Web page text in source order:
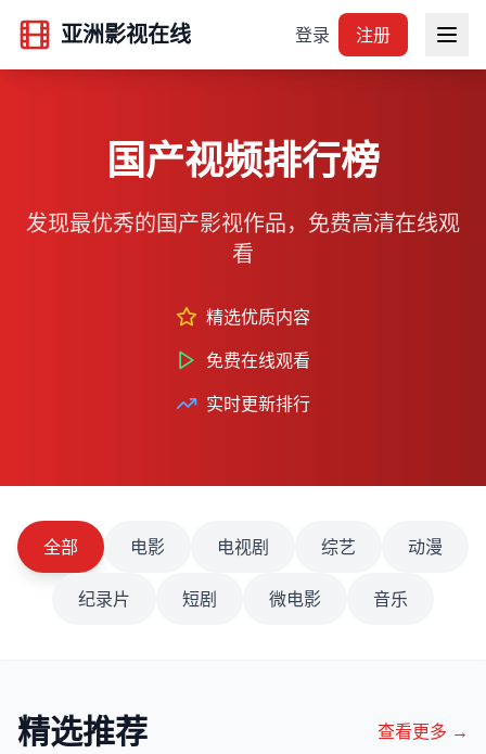
亚洲影视在线 登录 注册
国产视频排行榜
发现最优秀的国产影视作品，免费高清在线观
看
精选优质内容
免费在线观看
实时更新排行
全部 电影 电视剧 综艺 动漫
纪录片 短剧 微电影 音乐
精选推荐 查看更多 →